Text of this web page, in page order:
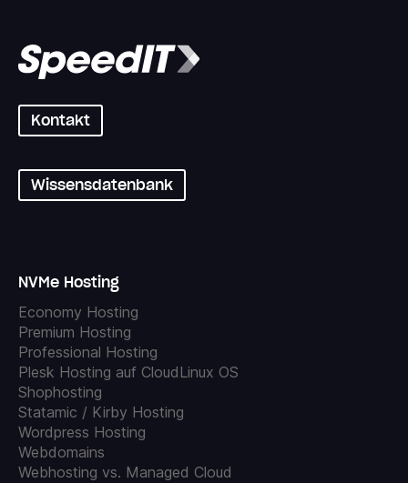
Kontakt
Wissensdatenbank
NVMe Hosting
Economy Hosting
Premium Hosting
Professional Hosting
Plesk Hosting auf CloudLinux OS
Shophosting
Statamic / Kirby Hosting
Wordpress Hosting
Webdomains
Webhosting vs. Managed Cloud